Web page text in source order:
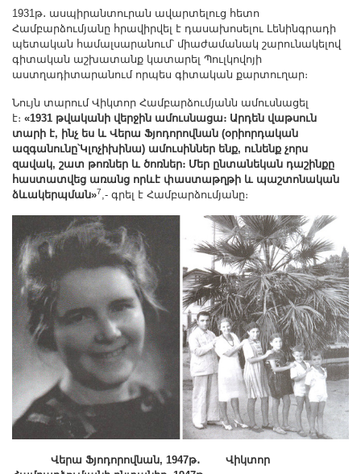
1931թ․ ասպիրանտուրան ավարտելուց հետո
Համբարձումյանը հրավիրվել է դասախոսելու Լենինգրադի
պետական համալսարանում՝ միաժամանակ շարունակելով
գիտական աշխատանք կատարել Պուլկովոյի
աստղադիտարանում որպես գիտական քարտուղար։
Նույն տարում Վիկտոր Համբարձումյանն ամուսնացել
է։ «1931 թվականի վերջին ամուսնացա։ Արդեն վաթսուն
տարի է, ինչ ես և Վերա Ֆյոդորովնան (օրիորդական
ազգանունը՝Կլոչիխինա) ամուսիններ ենք, ունենք չորս
զավակ, շատ թոռներ և ծոռներ։ Մեր ընտանեկան դաշինքը
հաստատվեց առանց որևէ փաստաթղթի և պաշտոնական
ձևակերպման»7 ,- գրել է Համբարձումյանը։
Վերա Ֆյոդորովնան, 1947թ․ Վիկտոր